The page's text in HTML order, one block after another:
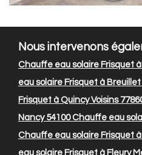
Nous intervenons
Chauffe eau solaire Frisquet à
eau solaire Frisquet à Breuillet
Frisquet à Quincy Voisins
Nancy 54100Chauffe eau
Chauffe eau solaire Frisquet
eau solaire Frisquet à Fleury